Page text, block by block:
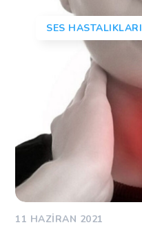
SES HASTALIKLARI
11 HAZIRAN 2021